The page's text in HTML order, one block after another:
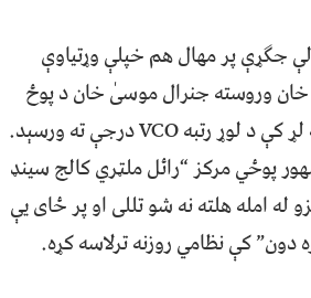
جګړې پر مهال هم خپلې وړتیاوې
خان وروسته جنرال موسیٰ خان د پوځ
مشري په لاس کې واخیسته. د موسیٰ پلار افغان و، چې د پرمختګ په لړ کې د لوړ رتبه VCO درجې ته ورسېد.
پوځي مرکز “رائل ملټري کالج سینډ
امله هلته نه شو تللی او پر ځای یې
دون” کې نظامي روزنه ترلاسه کړه.